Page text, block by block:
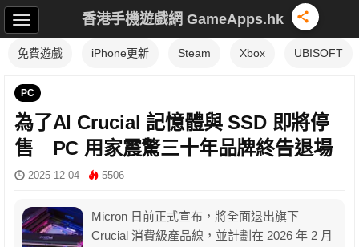
香港手機遊戲網 GameApps.hk
免費遊戲 iPhone更新 Steam Xbox UBISOFT
PC
為了AI Crucial 記憶體與 SSD 即將停
售 PC 用家震驚三十年品牌終告退場
2025-12-04 5506
Micron 日前正式宣布，將全面退出旗下
Crucial 消費級產品線，並計劃在 2026 年 2 月